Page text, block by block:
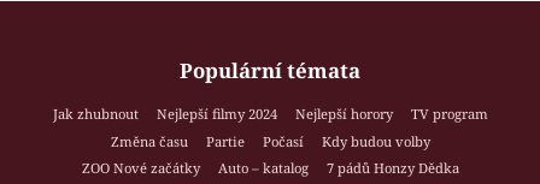
Populární témata
Jak zhubnout Nejlepší filmy 2024 Nejlepší horory
TV program
Změna času
Partie Počasí
Kdy budou volby
ZOO Nové začátky
Auto – katalog
7 pádů Honzy Dědka